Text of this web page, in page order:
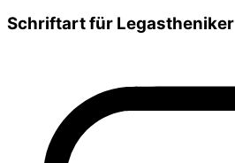
Schriftart für Legastheniker